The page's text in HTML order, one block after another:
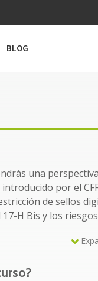
Diplomados y
submenu for
BLOG
una
por el
de sellos
H Bis y los
directores